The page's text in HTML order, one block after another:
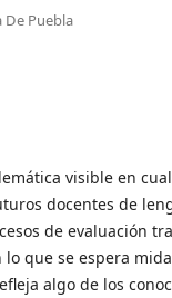
Puebla
visible en
docentes de
de evaluación
que se espera
algo de los